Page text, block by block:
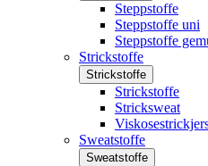
Steppstoffe
Steppstoffe uni
Steppstoffe
Strickstoffe
Strickstoffe
Strickstoffe
Stricksweat
Sweatstoffe
Sweatstoffe